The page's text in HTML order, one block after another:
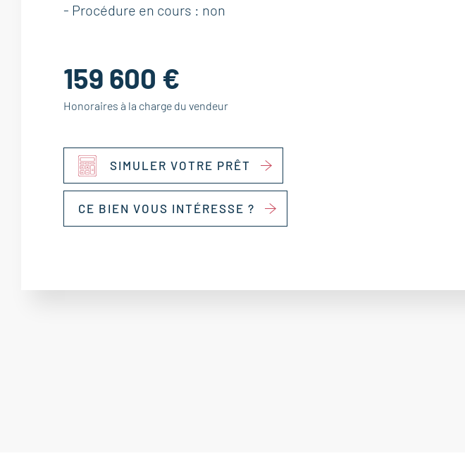
- Procédure en cours : non
159 600 €
Honoraires à la charge du vendeur
SIMULER VOTRE PRÊT
CE BIEN VOUS INTÉRESSE ?